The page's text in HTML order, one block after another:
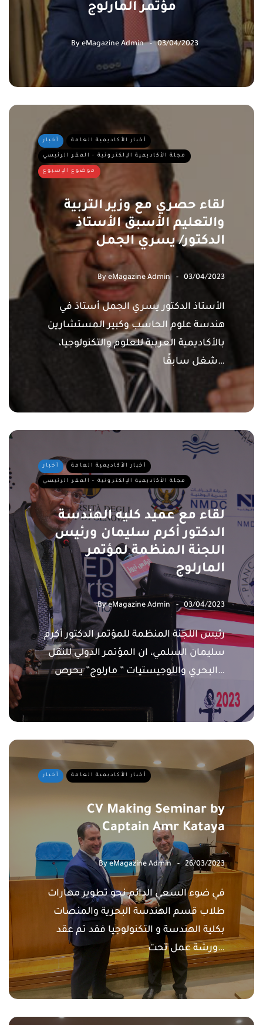
مؤتمر المارلوج
By eMagazine Admin 03/04/2023
أخبار أخبار الأكاديمية العامة
مجلة الأكاديمية الإلكترونية - المقر الرئيسي
موضوع الإسبوع
لقاء حصري مع وزير التربية
والتعليم الأسبق الأستاذ
الدكتور/ يسري الجمل
By eMagazine Admin 03/04/2023
الأستاذ الدكتور يسري الجمل أستاذ في
هندسة علوم الحاسب وكبير المستشارين
بالأكاديمية العربية للعلوم والتكنولوجيا،
شغل سابقًا…
أخبار أخبار الأكاديمية العامة
مجلة الأكاديمية الإلكترونية - المقر الرئيسي
لقاء مع عميد كليه الهندسة
الدكتور أكرم سليمان ورئيس
اللجنة المنظمة لمؤتمر
المارلوج
ByeMagazine Admin 03/04/2023
رئيس اللجنة المنظمة للمؤتمر الدكتور أكرم
سليمان السلمي، ان المؤتمر الدولي للنقل
البحري واللوجيستيات ” مارلوج” يحرص…
أخبار أخبار الأكاديمية العامة
CV Making Seminar by
Captain Amr Kataya
ByeMagazine Admin 26/03/2023
طلاب قسم الهندسة البحرية والمنصات
بكلية الهندسة و التكنولوجيا فقد تم عقد
ورشة عمل تحت…